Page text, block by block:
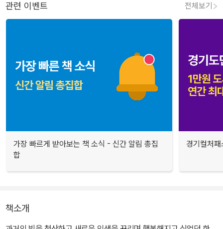
관련 이벤트 전체보기
가장 빠르게 받아보는 책 소식 - 신간 알림 총집
합
경기컬처
책소개